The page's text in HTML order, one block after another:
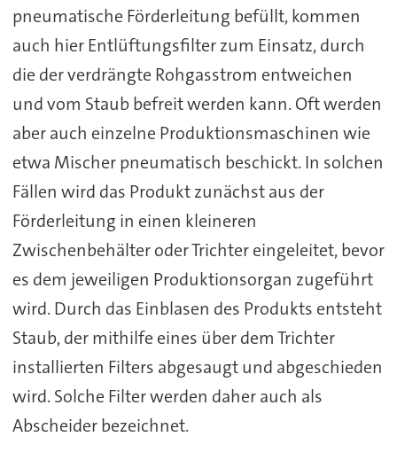
pneumatische Förderleitung befüllt, kommen
auch hier Entlüftungsfilter zum Einsatz, durch
die der verdrängte Rohgasstrom entweichen
und vom Staub befreit werden kann. Oft werden
aber auch einzelne Produktionsmaschinen wie
etwa Mischer pneumatisch beschickt. In solchen
Fällen wird das Produkt zunächst aus der
Förderleitung in einen kleineren
Zwischenbehälter oder Trichter eingeleitet, bevor
es dem jeweiligen Produktionsorgan zugeführt
wird. Durch das Einblasen des Produkts entsteht
Staub, der mithilfe eines über dem Trichter
installierten Filters abgesaugt und abgeschieden
wird. Solche Filter werden daher auch als
Abscheider bezeichnet.